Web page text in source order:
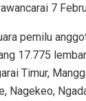
7
pemilu
17.775
Timur,
Nagekeo,